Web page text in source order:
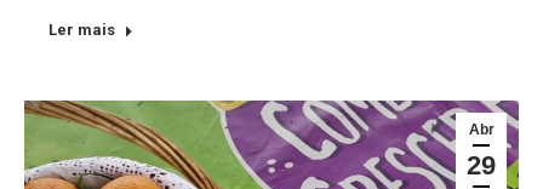
Ler mais
Abr
29